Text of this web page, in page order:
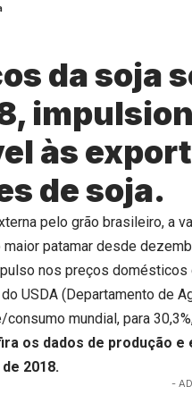
da soja
às
de soja.
pelo grão brasileiro, a
maior patamar desde
nos preços
USDA (Departamento de
mundial, para
os dados de produção
2018.
-